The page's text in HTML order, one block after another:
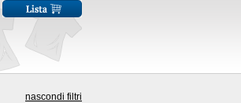
nascondi filtri